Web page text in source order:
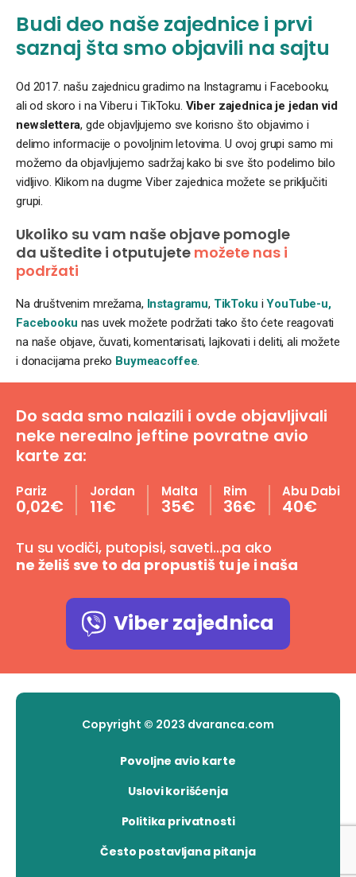
Budi deo naše zajednice i prvi
saznaj šta smo objavili na sajtu
Od 2017. našu zajednicu gradimo na Instagramu i Facebooku,
ali od skoro i na Viberu i TikToku. Viber zajednica je jedan vid
newslettera, gde objavljujemo sve korisno što objavimo i
delimo informacije o povoljnim letovima. U ovoj grupi samo mi
možemo da objavljujemo sadržaj kako bi sve što podelimo bilo
vidljivo. Klikom na dugme Viber zajednica možete se priključiti
grupi.
Ukoliko su vam naše objave pomogle
da uštedite i otputujete možete nas i
podržati
Na društvenim mrežama, Instagramu, TikToku iYouTube-u,
Facebooku nas uvek možete podržati tako što ćete reagovati
na naše objave, čuvati, komentarisati, lajkovati i deliti, ali možete
i donacijama preko Buymeacoffee.
Do sada smo nalazili i ovde objavljivali
neke nerealno jeftine povratne avio
karte za:
Pariz
0,02€
Jordan
11€
Malta
35€
Rim
36€
Abu Dabi
40€
Tu su vodiči, putopisi, saveti…pa ako
ne želiš sve to da propustiš tu je i naša
Viber zajednica
Copyright © 2023 dvaranca.com
Povoljne avio karte
Uslovi korišćenja
Politika privatnosti
Često postavljana pitanja